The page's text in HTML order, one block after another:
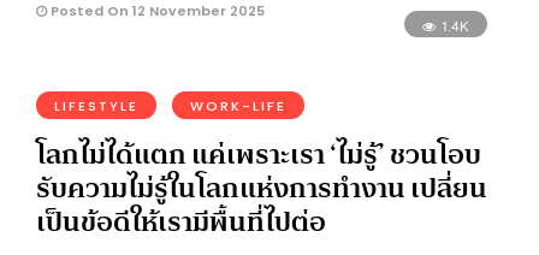
Posted On 12 November 2025
1.4K
LIFESTYLE WORK-LIFE
โลกไม่ได้แตก แค่เพราะเรา ‘ไม่รู้’ ชวนโอบ
รับความไม่รู้ในโลกแห่งการทำงาน เปลี่ยน
เป็นข้อดีให้เรามีพื้นที่ไปต่อ